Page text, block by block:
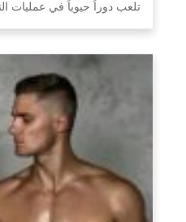
تلعب دوراً حيوياً في عمليات